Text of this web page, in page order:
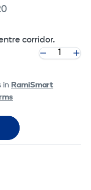
corridor.
in RamiSmart